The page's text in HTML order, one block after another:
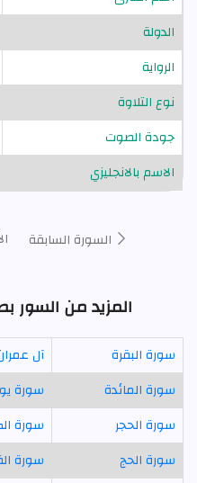
الدولة
الرواية
نوع التلاوة
جودة الصوت
الاسم بالانجليزي
السورة السابقة
المزيد من السور
سورة البقرة آل
سورة المائدة
سورة
سورة الحجر
سورة
سورة الحج
سورة